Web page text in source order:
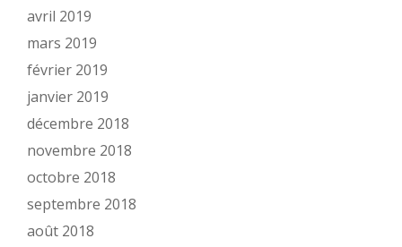
avril 2019
mars 2019
février 2019
janvier 2019
décembre 2018
novembre 2018
octobre 2018
septembre 2018
août 2018